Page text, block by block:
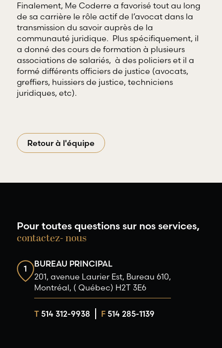
Finalement, Me Coderre a favorisé tout au long
de sa carrière le rôle actif de l’avocat dans la
transmission du savoir auprès de la
communauté juridique. Plus spécifiquement, il
a donné des cours de formation à plusieurs
associations de salariés, à des policiers et il a
formé différents officiers de justice (avocats,
greffiers, huissiers de justice, techniciens
juridiques, etc).
Retour à l'équipe
Pour toutes questions sur nos services,
contactez- nous
1
BUREAU PRINCIPAL
201, avenue Laurier Est, Bureau 610,
Montréal, ( Québec) H2T 3E6
T514 312-9938 F514 285-1139